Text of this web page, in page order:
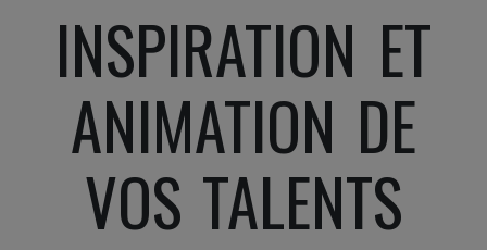
INSPIRATION ET
ANIMATION DE
VOS TALENTS